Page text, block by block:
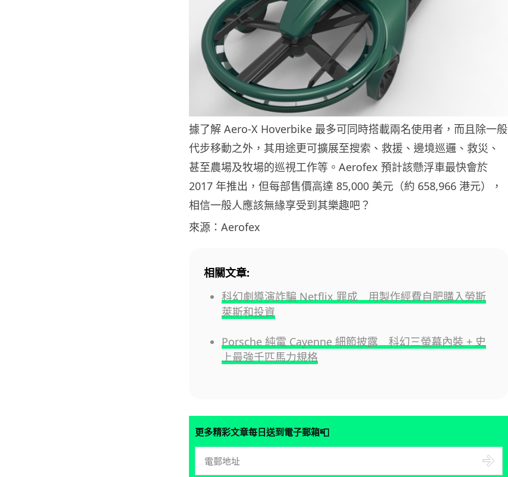
據了解 Aero-X Hoverbike 最多可同時搭載兩名使用者，而且除一般
代步移動之外，其用途更可擴展至搜索、救援、邊境巡邏、救災、
甚至農場及牧場的巡視工作等。Aerofex 預計該懸浮車最快會於
2017 年推出，但每部售價高達 85,000 美元（約 658,966 港元），
相信一般人應該無緣享受到其樂趣吧？
來源：Aerofex
相關文章:
科幻劇導演詐騙 Netflix 罪成 用製作經費自肥購入勞斯
萊斯和投資
Porsche 純電 Cayenne 細節披露 科幻三螢幕內裝 + 史
上最強千匹馬力規格
更多精彩文章每日送到電子郵箱📮